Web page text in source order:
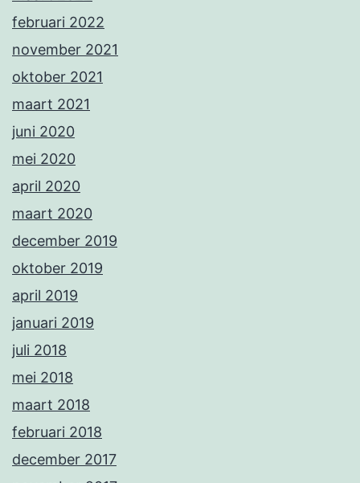
februari 2022
november 2021
oktober 2021
maart 2021
juni 2020
mei 2020
april 2020
maart 2020
december 2019
oktober 2019
april 2019
januari 2019
juli 2018
mei 2018
maart 2018
februari 2018
december 2017